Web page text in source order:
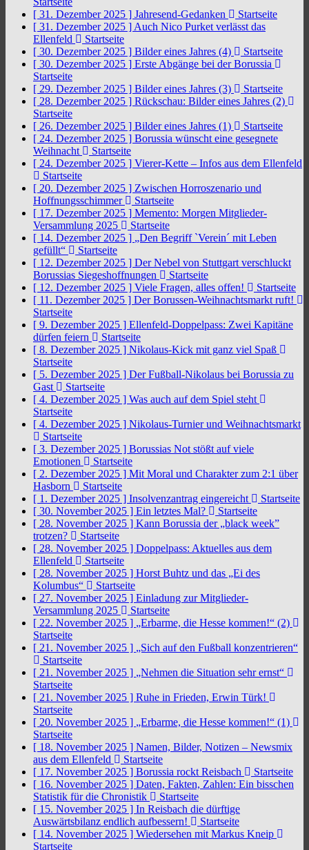
[ 31. Dezember 2025 ] Jahresend-Gedanken
Startseite
[ 31. Dezember 2025 ] Auch Nico Purket verlässt das
Ellenfeld
Startseite
[ 30. Dezember 2025 ] Bilder eines Jahres (4)
Startseite
[ 30. Dezember 2025 ] Erste Abgänge bei der Borussia
Startseite
[ 29. Dezember 2025 ] Bilder eines Jahres (3)
Startseite
[ 28. Dezember 2025 ] Rückschau: Bilder eines Jahres (2)
Startseite
[ 26. Dezember 2025 ] Bilder eines Jahres (1)
Startseite
[ 24. Dezember 2025 ] Borussia wünscht eine gesegnete
Weihnacht
Startseite
[ 24. Dezember 2025 ] Vierer-Kette – Infos aus dem Ellenfeld
Startseite
[ 20. Dezember 2025 ] Zwischen Horroszenario und
Hoffnungsschimmer
Startseite
[ 17. Dezember 2025 ] Memento: Morgen Mitglieder-
Versammlung 2025
Startseite
[ 14. Dezember 2025 ] „Den Begriff `Verein´ mit Leben
gefüllt“
Startseite
[ 12. Dezember 2025 ] Der Nebel von Stuttgart verschluckt
Borussias Siegeshoffnungen
Startseite
[ 12. Dezember 2025 ] Viele Fragen, alles offen!
Startseite
[ 11. Dezember 2025 ] Der Borussen-Weihnachtsmarkt ruft!
Startseite
[ 9. Dezember 2025 ] Ellenfeld-Doppelpass: Zwei Kapitäne
dürfen feiern
Startseite
[ 8. Dezember 2025 ] Nikolaus-Kick mit ganz viel Spaß
Startseite
[ 5. Dezember 2025 ] Der Fußball-Nikolaus bei Borussia zu
Gast
Startseite
[ 4. Dezember 2025 ] Was auch auf dem Spiel steht
Startseite
[ 4. Dezember 2025 ] Nikolaus-Turnier und Weihnachtsmarkt
Startseite
[ 3. Dezember 2025 ] Borussias Not stößt auf viele
Emotionen
Startseite
[ 2. Dezember 2025 ] Mit Moral und Charakter zum 2:1 über
Hasborn
Startseite
[ 1. Dezember 2025 ] Insolvenzantrag eingereicht
Startseite
[ 30. November 2025 ] Ein letztes Mal?
Startseite
[ 28. November 2025 ] Kann Borussia der „black week”
trotzen?
Startseite
[ 28. November 2025 ] Doppelpass: Aktuelles aus dem
Ellenfeld
Startseite
[ 28. November 2025 ] Horst Buhtz und das „Ei des
Kolumbus“
Startseite
[ 27. November 2025 ] Einladung zur Mitglieder-
Versammlung 2025
Startseite
[ 22. November 2025 ] „Erbarme, die Hesse kommen!“ (2)
Startseite
[ 21. November 2025 ] „Sich auf den Fußball konzentrieren“
Startseite
[ 21. November 2025 ] „Nehmen die Situation sehr ernst“
Startseite
[ 21. November 2025 ] Ruhe in Frieden, Erwin Türk!
Startseite
[ 20. November 2025 ] „Erbarme, die Hesse kommen!“ (1)
Startseite
[ 18. November 2025 ] Namen, Bilder, Notizen – Newsmix
aus dem Ellenfeld
Startseite
[ 17. November 2025 ] Borussia rockt Reisbach
Startseite
[ 16. November 2025 ] Daten, Fakten, Zahlen: Ein bisschen
Statistik für die Chronistik
Startseite
[ 15. November 2025 ] In Reisbach die dürftige
Auswärtsbilanz endlich aufbessern!
Startseite
[ 14. November 2025 ] Wiedersehen mit Markus Kneip
Startseite